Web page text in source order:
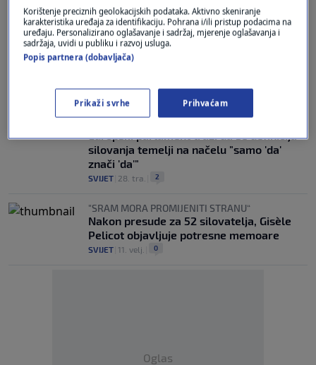
SVIJET |25. svi.|
OTKRIĆE BBC-JA
Britance šokirale optužbe o silovanjima u
emisiji "Brak na prvu", bilo je i prijetnji
SVIJET|19. svi.|
Europski parlament traži da se definicija
silovanja temelji na načelu "samo 'da'
znači 'da'"
SVIJET 28. tra. 2
"SRAM MORA PROMIJENITI STRANU“
Nakon presude za 52 silovatelja, Gisèle
Pelicot objavljuje potresne memoare
SVIJET 11. velj. 0
Oglas
Korištenje preciznih geolokacijskih podataka. Aktivno skeniranje
karakteristika uređaja za identifikaciju. Pohrana i/ili pristup podacima na
uređaju. Personalizirano oglašavanje i sadržaj, mjerenje oglašavanja i
sadržaja, uvidi u publiku i razvoj usluga.
Popis partnera (dobavljača)
Prikaži svrhe Prihvaćam